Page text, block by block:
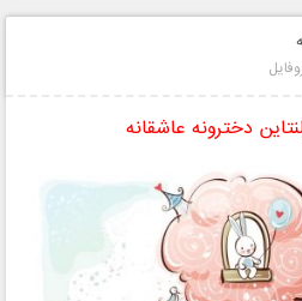
دخترونه عاشقانه